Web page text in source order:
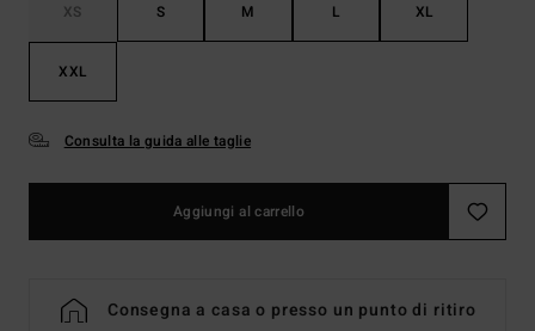
XS S M L XL
XXL
Consulta la guida alle taglie
Aggiungi al carrello
Consegna a casa o presso un punto di ritiro